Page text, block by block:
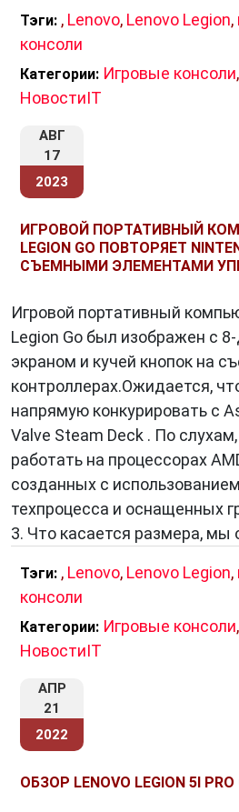
5. Программное
поддержка
Компания Lenovoтакже
программному обеспечению
воспользоваться
приложениями, такими как
которые предоставляют
системы и обновлениям
того, компания
техническую поддержку для
6. Разнообразие моделей
Lenovo Legion
предлагает
моделей, чтобы каждый
именно тот ноутбук или
соответствует его
От более доступных моделей
высокопроизводительных
линейке Legion есть что-то
Заключение
В итогеLenovo Legion— это
линейка геймерских
обеспечение, инновационный
эффективную систему
уникальные геймерские
качественное программное
Тэги: , Lenovo, Lenovo Legion,
консоли
Категории: Игровые консоли,
НовостиIT
АВГ
17
2023
ИГРОВОЙ ПОРТАТИВНЫЙ
LEGION GO ПОВТОРЯЕТ
СЪЕМНЫМИ ЭЛЕМЕНТАМИ
Игровой портативный
Legion Go был изображен с
экраном и кучей кнопок на
контроллерах.Ожидается,
напрямую конкурировать с
Valve Steam Deck . По
работать на процессорах
созданных с
техпроцесса и оснащенных
3. Что касается размера,
Тэги: , Lenovo, Lenovo Legion,
консоли
Категории: Игровые консоли,
НовостиIT
АПР
21
2022
ОБЗОР LENOVO LEGION 5I PRO